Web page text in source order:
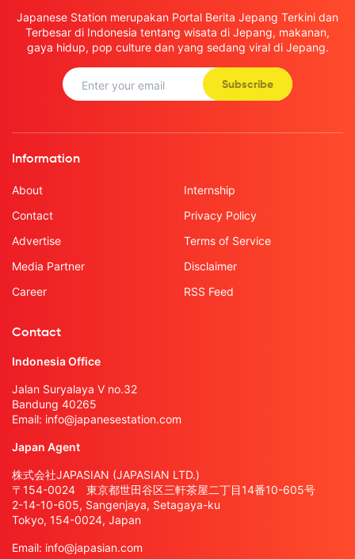
Japanese Station merupakan Portal Berita Jepang Terkini dan
Terbesar di Indonesia tentang wisata di Jepang, makanan,
gaya hidup, pop culture dan yang sedang viral di Jepang.
Subscribe
Information
About
Contact
Advertise
Media Partner
Career
Internship
Privacy Policy
Terms of Service
Disclaimer
RSS Feed
Contact
Indonesia Office
Jalan Suryalaya V no.32
Bandung 40265
Email: info@japanesestation.com
Japan Agent
株式会社JAPASIAN (JAPASIAN LTD.)
〒154-0024 東京都世田谷区三軒茶屋二丁目14番10-605号
2-14-10-605, Sangenjaya, Setagaya-ku
Tokyo, 154-0024, Japan
Email: info@japasian.com